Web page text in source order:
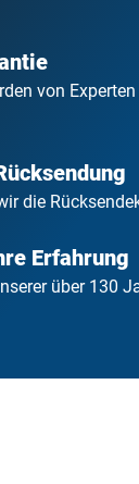
von
die
Erfahrung
über 130